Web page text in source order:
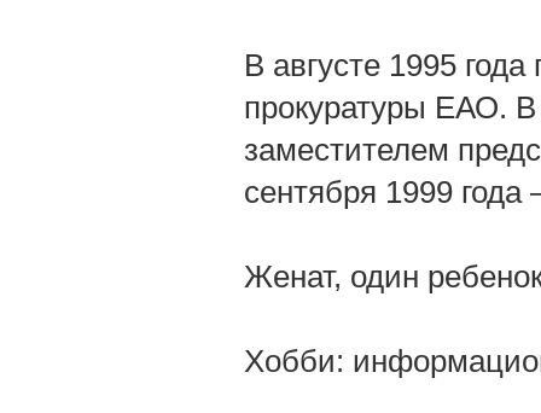
В августе 1995
прокуратуры ЕАО. В
заместителем
сентября 1999
Женат, один
Хобби: